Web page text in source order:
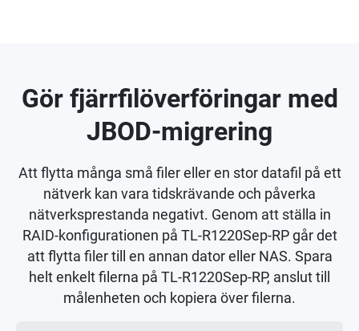
Gör fjärrfilöverföringar med
JBOD-migrering
Att flytta många små filer eller en stor datafil på ett
nätverk kan vara tidskrävande och påverka
nätverksprestanda negativt. Genom att ställa in
RAID-konfigurationen på TL-R1220Sep-RP går det
att flytta filer till en annan dator eller NAS. Spara
helt enkelt filerna på TL-R1220Sep-RP, anslut till
målenheten och kopiera över filerna.